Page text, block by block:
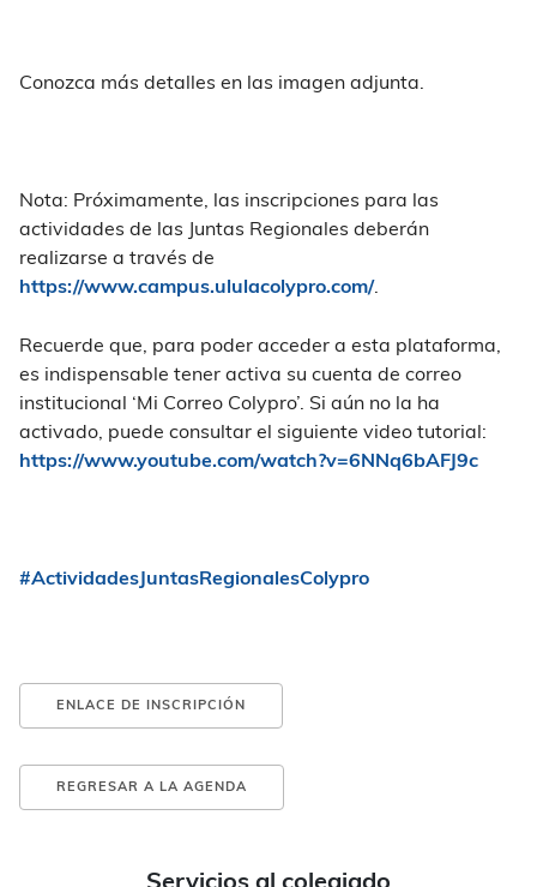
Conozca más detalles en las imagen adjunta.
Nota: Próximamente, las inscripciones para las
actividades de las Juntas Regionales deberán
realizarse a través de
https://www.campus.ululacolypro.com/.
Recuerde que, para poder acceder a esta plataforma,
es indispensable tener activa su cuenta de correo
institucional ‘Mi Correo Colypro’. Si aún no la ha
activado, puede consultar el siguiente video tutorial:
https://www.youtube.com/watch?v=6NNq6bAFJ9c
#ActividadesJuntasRegionalesColypro
ENLACE DE INSCRIPCIÓN
REGRESAR A LA AGENDA